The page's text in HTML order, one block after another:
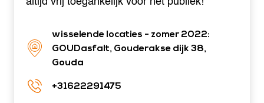
wisselende locaties - zomer 2022:
GOUDasfalt, Gouderakse dijk 38,
Gouda
+31622291475